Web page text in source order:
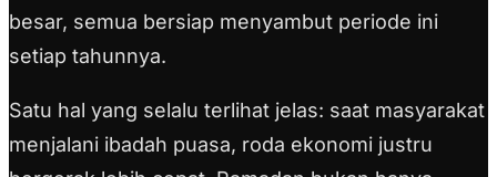
besar, semua bersiap menyambut periode ini
setiap tahunnya.
Satu hal yang selalu terlihat jelas: saat masyarakat
menjalani ibadah puasa, roda ekonomi justru